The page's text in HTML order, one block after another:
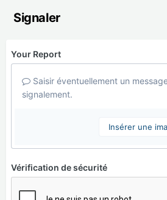
Signaler
Your Report
Saisir éventuellement un
signalement.
Insérer une
Vérification de sécurité